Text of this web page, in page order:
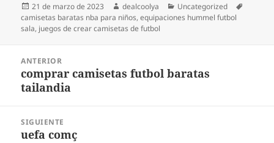
Publicado
el
21 de marzo de 2023 Autor
dealcoolya Categorías
Uncategorized
camisetas baratas nba para niños,equipaciones hummel futbol
sala, juegos de crear camisetas de futbol
entradas
ANTERIOR
Entrada
anterior:
comprar camisetas futbol baratas
tailandia
SIGUIENTE
Entrada
uefa comç